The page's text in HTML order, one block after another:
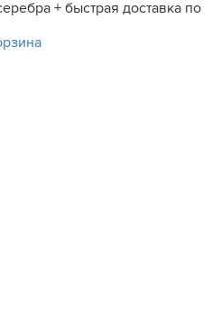
+ быстрая доставка по